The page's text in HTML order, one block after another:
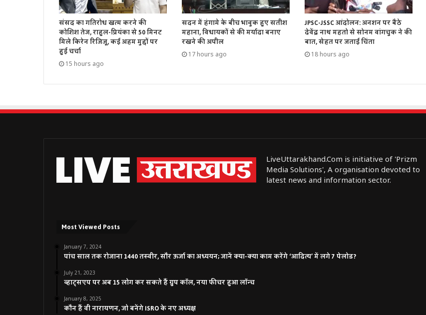
संसद का गतिरोध खत्म करने की
कोशिश तेज, राहुल-प्रियंका से 50 मिनट
मिले किरेन रिजिजू, कई अहम मुद्दों पर
हुई चर्चा
15 hours ago
सदन में हंगामे के बीच भावुक हुए सतीश
महाना, विधायकों से की मर्यादा बनाए
रखने की अपील
17 hours ago
JPSC-JSSC आंदोलन: अनशन पर बैठे
देवेंद्र नाथ महतो से सोनम वांगचुक ने की
बात, सेहत पर जताई चिंता
18 hours ago
LiveUttarakhand.Com is initiative of 'Prizm
Media Solutions', A organisation devoted to
latest news and information sector.
Most Viewed Posts
January 7, 2024
पांच साल तक रोजाना 1440 तस्वीर, सौर ऊर्जा का अध्ययन; जानें क्या-क्या काम करेंगे ‘आदित्य’ में लगे 7 पेलोड?
July 21, 2023
व्हाट्सएप पर अब 15 लोग कर सकते हैं ग्रुप कॉल, नया फीचर हुआ लॉन्च
January 8, 2025
कौन हैं वी नारायणन, जो बनेंगे ISRO के नए अध्यक्ष